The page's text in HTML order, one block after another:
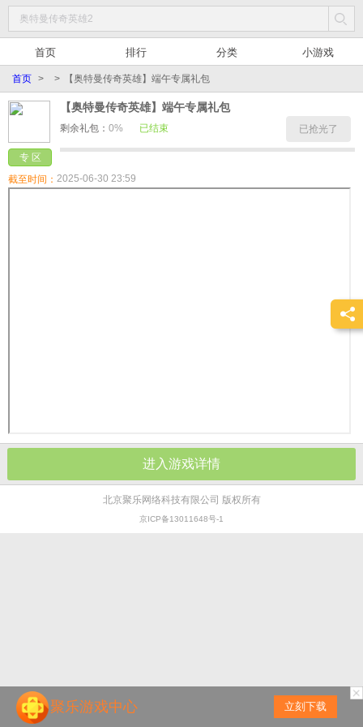
首页 排行 分类 小游戏
首页 > > 【奥特曼传奇英雄】端午专属礼包
专 区
【奥特曼传奇英雄】端午专属礼包
剩余礼包： 0% 已结束 已抢光了
截至时间： 2025-06-30 23:59
进入游戏详情
聚乐游戏中心 立刻下载
北京聚乐网络科技有限公司 版权所有
京ICP备13011648号-1